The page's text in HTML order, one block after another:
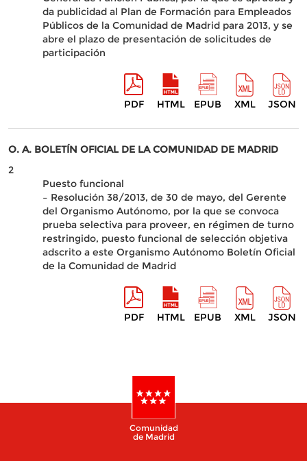
da publicidad al Plan de Formación para Empleados
Públicos de la Comunidad de Madrid para 2013, y se
abre el plazo de presentación de solicitudes de
participación
PDF HTML EPUB XML JSON
O. A. BOLETÍN OFICIAL DE LA COMUNIDAD DE MADRID
2
Puesto funcional
– Resolución 38/2013, de 30 de mayo, del Gerente
del Organismo Autónomo, por la que se convoca
prueba selectiva para proveer, en régimen de turno
restringido, puesto funcional de selección objetiva
adscrito a este Organismo Autónomo Boletín Oficial
de la Comunidad de Madrid
PDF HTML EPUB XML JSON
Comunidad
de Madrid